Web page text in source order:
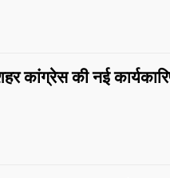
कांग्रेस की नई